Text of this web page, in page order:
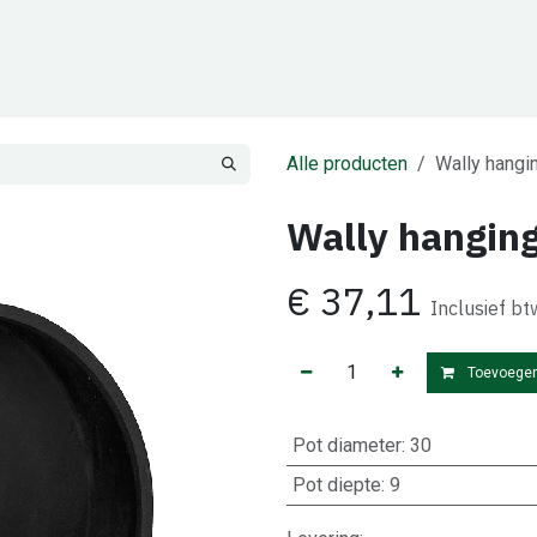
Alle producten Wally
Wally
€ 37,11 Inclusief
Pot diameter: 30
Pot diepte: 9